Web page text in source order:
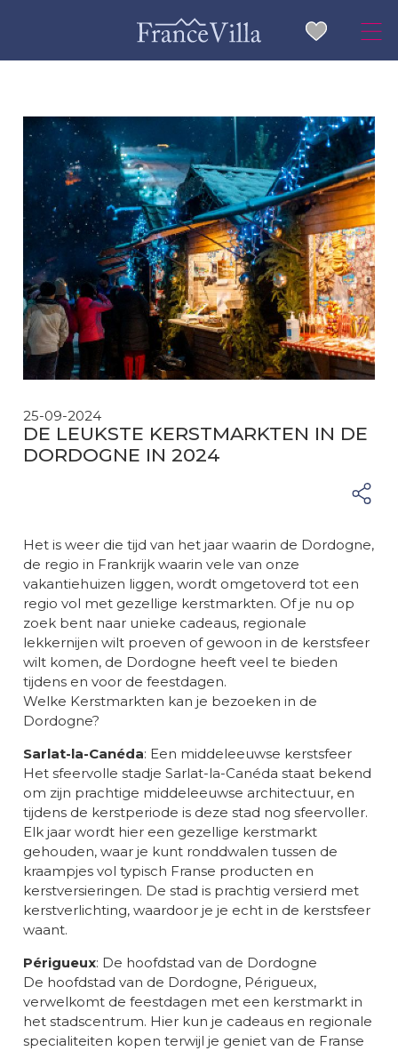
25-09-2024
DE LEUKSTE KERSTMARKTEN IN DE
DORDOGNE IN 2024
Het is weer die tijd van het jaar waarin de Dordogne,
de regio in Frankrijk waarin vele van onze
vakantiehuizen liggen, wordt omgetoverd tot een
regio vol met gezellige kerstmarkten. Of je nu op
zoek bent naar unieke cadeaus, regionale
lekkernijen wilt proeven of gewoon in de kerstsfeer
wilt komen, de Dordogne heeft veel te bieden
tijdens en voor de feestdagen.
Welke Kerstmarkten kan je bezoeken in de
Dordogne?
Sarlat-la-Canéda: Een middeleeuwse kerstsfeer
Het sfeervolle stadje Sarlat-la-Canéda staat bekend
om zijn prachtige middeleeuwse architectuur, en
tijdens de kerstperiode is deze stad nog sfeervoller.
Elk jaar wordt hier een gezellige kerstmarkt
gehouden, waar je kunt ronddwalen tussen de
kraampjes vol typisch Franse producten en
kerstversieringen. De stad is prachtig versierd met
kerstverlichting, waardoor je je echt in de kerstsfeer
waant.
Périgueux: De hoofdstad van de Dordogne
De hoofdstad van de Dordogne, Périgueux,
verwelkomt de feestdagen met een kerstmarkt in
het stadscentrum. Hier kun je cadeaus en regionale
specialiteiten kopen terwijl je geniet van de Franse